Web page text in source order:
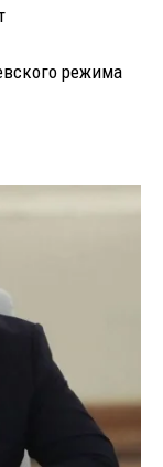
режима